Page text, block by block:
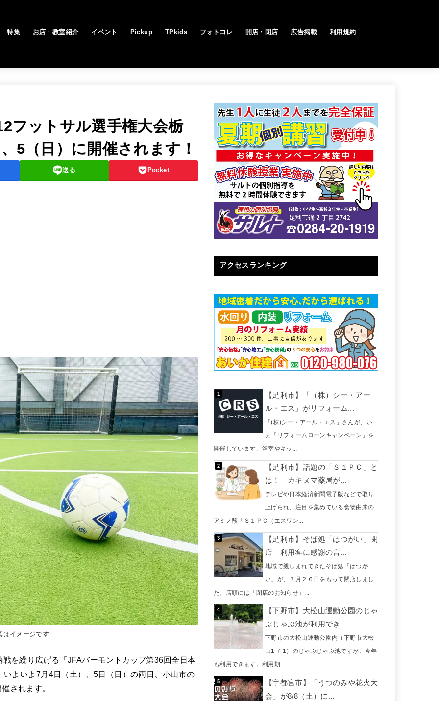
特集 お店・教室紹介 イベント Pickup TPkids フォトコレ 開店・閉店 広告掲載 利用規約
フットサル選手権大会栃
5（日）に開催されます！
送る Pocket
はイメージです
を繰り広げる「JFAバーモントカップ第36回全日本
よいよ7月4日（土）、5日（日）の両日、小山市の
されます。
アクセスランキング
【足利市】「（株）シー・アー
ル・エス」がリフォーム...
「(株)シー・アール・エス」さんが、い
ま「リフォームローンキャンペーン」を
開催しています。浴室やキッ...
【足利市】話題の「Ｓ１ＰＣ」と
は！ カキヌマ薬局が...
テレビや日本経済新聞電子版などで取り
上げられ、注目を集めている食物由来の
アミノ酸「Ｓ１ＰＣ（エスワン...
【足利市】そば処「はつがい」閉
店 利用客に感謝の言...
地域で親しまれてきたそば処「はつが
い」が、７月２６日をもって閉店しまし
た。店頭には「閉店のお知らせ」...
【下野市】大松山運動公園のじゃ
ぶじゃぶ池が利用でき...
下野市の大松山運動公園内（下野市大松
山1-7-1）のじゃぶじゃぶ池ですが、今年
も利用できます。利用期...
【宇都宮市】「うつのみや花火大
会」が8/8（土）に...